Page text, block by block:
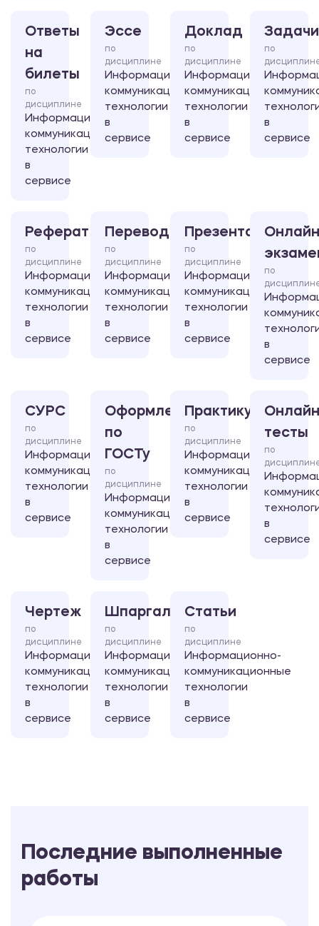
Ответы
на
билеты
по
дисциплине
Информационно-
коммуникационные
технологии
в
сервисе
Эссе
по
дисциплине
Информационно-
коммуникационные
технологии
в
сервисе
Доклад
по
дисциплине
Информационно-
коммуникационные
технологии
в
сервисе
Задачи
по
в
сервисе
Реферат
по
дисциплине
Информационно-
коммуникационные
технологии
в
сервисе
Перевод
по
дисциплине
Информационно-
коммуникационные
технологии
в
сервисе
Презентация
по
дисциплине
Информационно-
коммуникационные
технологии
в
сервисе
по
в
сервисе
СУРС
по
дисциплине
Информационно-
коммуникационные
технологии
в
сервисе
Оформление
по
ГОСТу
по
дисциплине
Информационно-
коммуникационные
технологии
в
сервисе
Практикум
по
дисциплине
Информационно-
коммуникационные
технологии
в
сервисе
тесты
по
в
сервисе
Чертеж
по
дисциплине
Информационно-
коммуникационные
технологии
в
сервисе
Шпаргалка
по
дисциплине
Информационно-
коммуникационные
технологии
в
сервисе
Статьи
по
дисциплине
Информационно-
коммуникационные
технологии
в
сервисе
Последние выполненные
работы